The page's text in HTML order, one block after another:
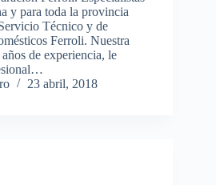
y para toda la provincia
Técnico y de
Ferroli. Nuestra
de experiencia, le
23 abril, 2018